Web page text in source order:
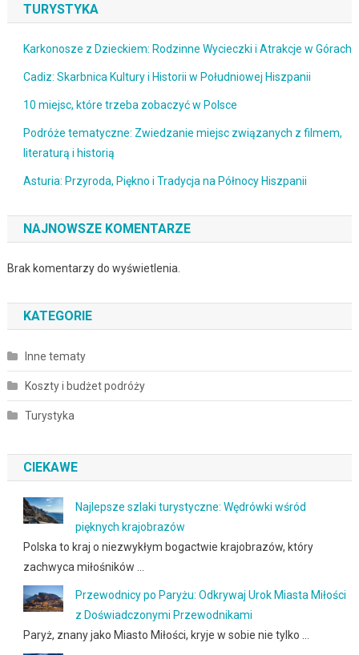
TURYSTYKA
Karkonosze z Dzieckiem: Rodzinne Wycieczki i Atrakcje w Górach
Cadiz: Skarbnica Kultury i Historii w Południowej Hiszpanii
10 miejsc, które trzeba zobaczyć w Polsce
Podróże tematyczne: Zwiedzanie miejsc związanych z filmem,
literaturą i historią
Asturia: Przyroda, Piękno i Tradycja na Północy Hiszpanii
NAJNOWSZE KOMENTARZE
Brak komentarzy do wyświetlenia.
KATEGORIE
Inne tematy
Koszty i budżet podróży
Turystyka
CIEKAWE
Najlepsze szlaki turystyczne: Wędrówki wśród
pięknych krajobrazów
Polska to kraj o niezwykłym bogactwie krajobrazów, który
zachwyca miłośników …
Przewodnicy po Paryżu: Odkrywaj Urok Miasta Miłości
z Doświadczonymi Przewodnikami
Paryż, znany jako Miasto Miłości, kryje w sobie nie tylko …